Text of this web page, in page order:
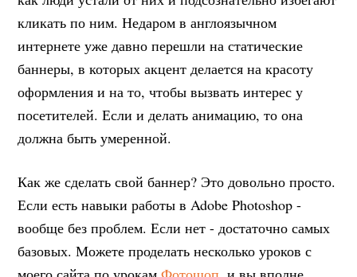
кликать по ним. Недаром в англоязычном
интернете уже давно перешли на статические
баннеры, в которых акцент делается на красоту
оформления и на то, чтобы вызвать интерес у
посетителей. Если и делать анимацию, то она
должна быть умеренной.
Как же сделать свой баннер? Это довольно просто.
Если есть навыки работы в Adobe Photoshop -
вообще без проблем. Если нет - достаточно самых
базовых. Можете проделать несколько уроков с